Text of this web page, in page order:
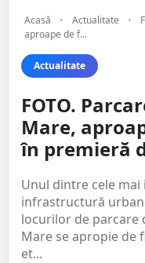
Acasă • Actualitate •
aproape de f...
Actualitate
FOTO.
Mare,
în premieră
Unul dintre cele
infrastructură
locurilor de parcare
Mare se apropie de
et...